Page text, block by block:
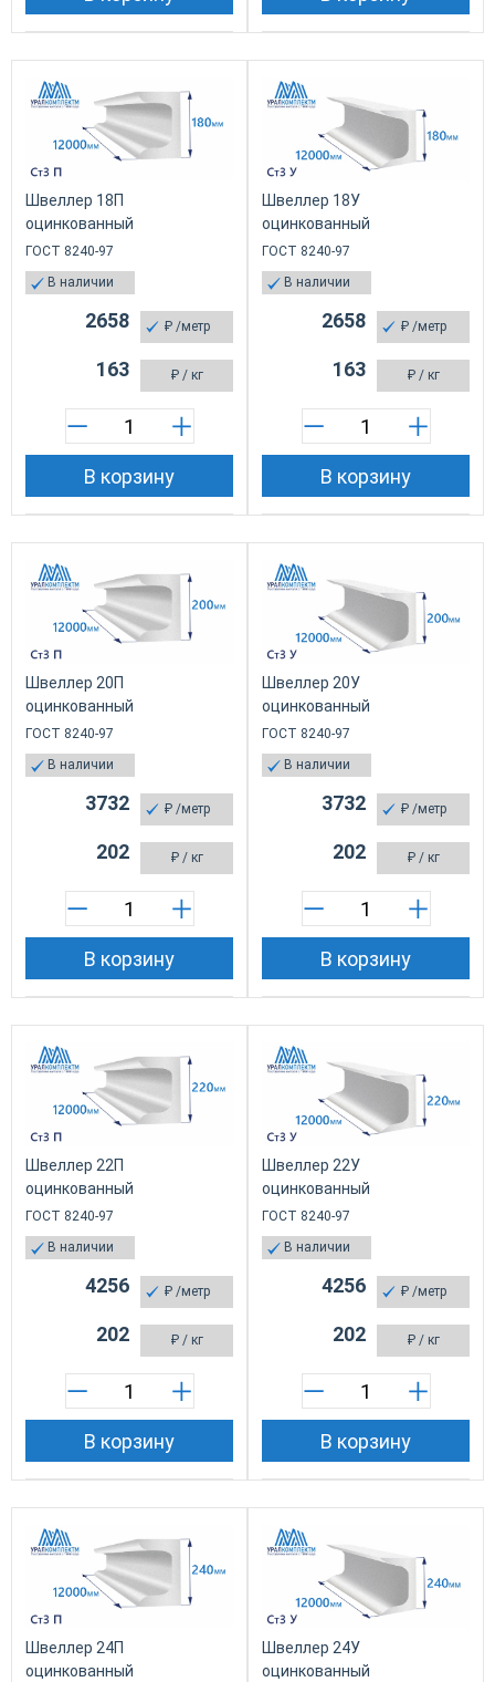
Швеллер 18П
оцинкованный
ГОСТ 8240-97
В наличии
₽/метр
2658
₽ / кг
163
В корзину
Швеллер 18У
оцинкованный
ГОСТ 8240-97
В наличии
₽/метр
2658
₽ / кг
163
В корзину
Швеллер 20П
оцинкованный
ГОСТ 8240-97
В наличии
₽/метр
3732
₽ / кг
202
В корзину
Швеллер 20У
оцинкованный
ГОСТ 8240-97
В наличии
₽/метр
3732
₽ / кг
202
В корзину
Швеллер 22П
оцинкованный
ГОСТ 8240-97
В наличии
₽/метр
4256
₽ / кг
202
В корзину
Швеллер 22У
оцинкованный
ГОСТ 8240-97
В наличии
₽/метр
4256
₽ / кг
202
В корзину
Швеллер 24П
оцинкованный
Швеллер 24У
оцинкованный